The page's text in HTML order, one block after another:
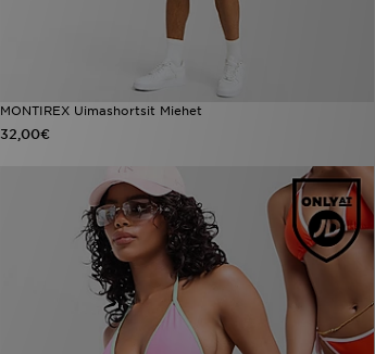
MONTIREX Uimashortsit Miehet
32,00€